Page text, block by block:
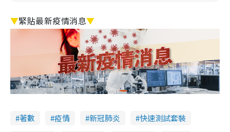
▼緊貼最新疫情消息▼
著數 疫情 新冠肺炎
快速測試套裝